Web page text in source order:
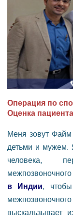
Операция по
Оценка
Меня зовут
детьми и мужем.
человека,
межпозвоночного
в Индии,
выскальзывает